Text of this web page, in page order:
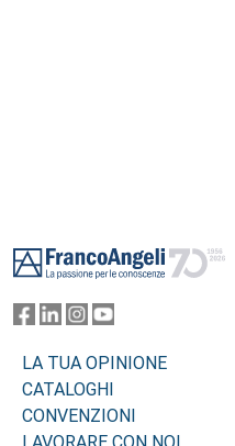
LA TUA OPINIONE
CATALOGHI
CONVENZIONI